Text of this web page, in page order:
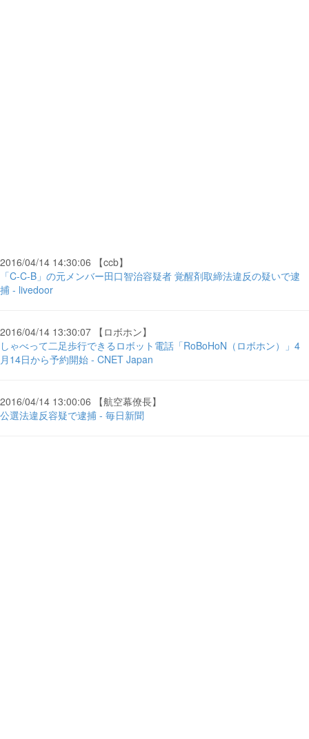
2016/04/14 14:30:06 【ccb】
「C-C-B」の元メンバー田口智治容疑者 覚醒剤取締法違反の疑いで逮
捕 - livedoor
2016/04/14 13:30:07 【ロボホン】
しゃべって二足歩行できるロボット電話「RoBoHoN（ロボホン）」4
月14日から予約開始 - CNET Japan
2016/04/14 13:00:06 【航空幕僚長】
公選法違反容疑で逮捕 - 毎日新聞